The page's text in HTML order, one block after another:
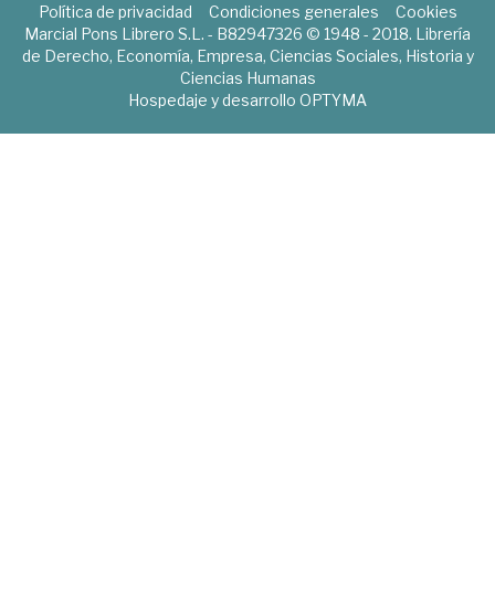
Política de privacidad Condiciones generales
Cookies
Marcial Pons Librero S.L. - B82947326 © 1948 - 2018. Librería
de Derecho, Economía, Empresa, Ciencias Sociales, Historia y
Ciencias Humanas
Hospedaje y desarrollo OPTYMA